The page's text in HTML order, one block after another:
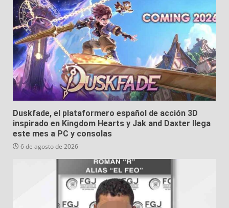
Duskfade, el plataformero español de acción 3D
inspirado en Kingdom Hearts y Jak and Daxter llega
este mes a PC y consolas
6 de agosto de 2026